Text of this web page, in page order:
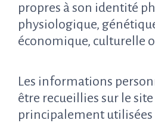
propres à son identité
physiologique,
économique, culturelle
Les informations
être recueillies sur le
principalement